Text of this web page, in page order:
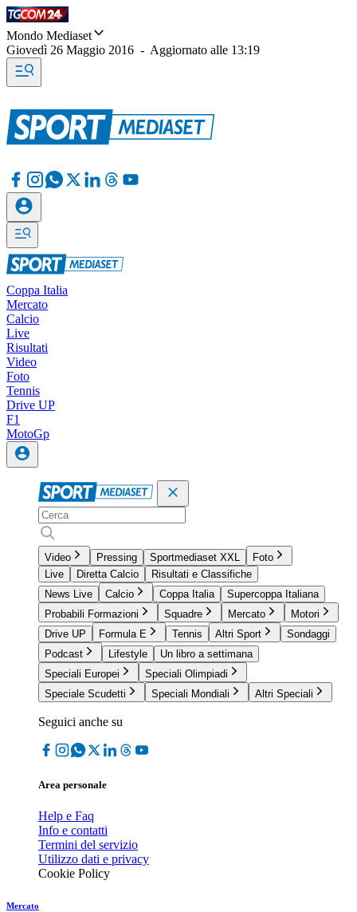
Mondo Mediaset
Giovedì 26 Maggio 2016 - Aggiornato alle 13:19
Coppa Italia
Mercato
Calcio
Live
Risultati
Video
Foto
Tennis
Drive UP
F1
MotoGp
Video Pressing Sportmediaset XXL
Foto
Live
Diretta Calcio
Risultati e Classifiche
News Live
Calcio Coppa Italia
Supercoppa Italiana
Probabili Formazioni
Squadre Mercato
Motori
Drive UP
Formula E Tennis Altri Sport
Sondaggi
Podcast
Lifestyle
Un libro a settimana
Speciali Europei
Speciali Olimpiadi
Speciale Scudetti
Speciali Mondiali Altri Speciali
Seguici anche su
Area personale
Help e Faq
Info e contatti
Termini del servizio
Utilizzo dati e privacy
Cookie Policy
Mercato